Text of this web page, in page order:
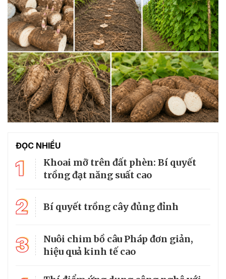
ĐỌC NHIỀU
1
Khoai mỡ trên đất phèn: Bí quyết
trồng đạt năng suất cao
2 Bí quyết trồng cây đủng đỉnh
3
Nuôi chim bồ câu Pháp đơn giản,
hiệu quả kinh tế cao